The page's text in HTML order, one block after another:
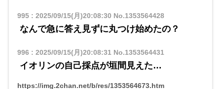
995: 2025/09/15(月)20:08:30 No.1353564428
なんで急に答え見ずに丸つけ始めたの？
996 : 2025/09/15(月)20:08:31 No.1353564431
イオリンの自己採点が垣間見えた…
https://img.2chan.net/b/res/1353564673.htm